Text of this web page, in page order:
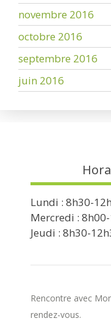
novembre 2016
octobre 2016
septembre 2016
juin 2016
Lundi : 8h30-
Mercredi :
Jeudi : 8h30-
Rencontre avec
rendez-vous.